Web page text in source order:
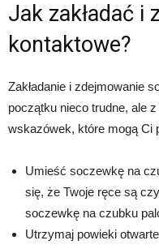
Jak zakładać i
kontaktowe?
Zakładanie i zdejmowanie
początku nieco trudne, ale
wskazówek, które mogą Ci
Umieść soczewkę na
się, że Twoje ręce są
soczewkę na czubku
Utrzymaj powieki